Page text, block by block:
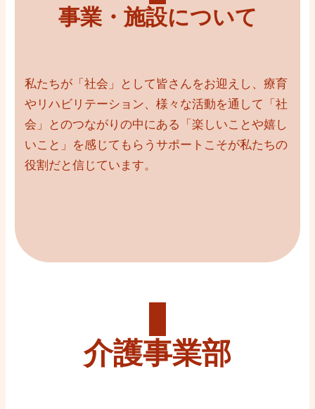
事業・施設について
私たちが「社会」として皆さんをお迎えし、療育
やリハビリテーション、様々な活動を通して「社
会」とのつながりの中にある「楽しいことや嬉し
いこと」を感じてもらうサポートこそが私たちの
役割だと信じています。
介護事業部